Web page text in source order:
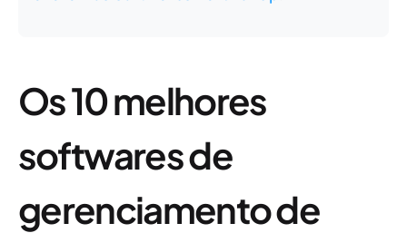
Os 10 melhores
softwares de
gerenciamento de